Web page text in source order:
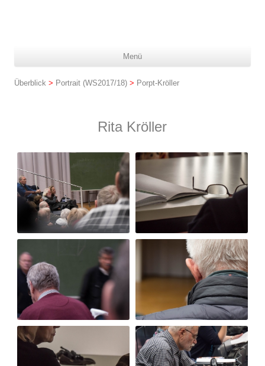
Menü
Überblick > Portrait (WS2017/18) > Porpt-Kröller
Rita Kröller